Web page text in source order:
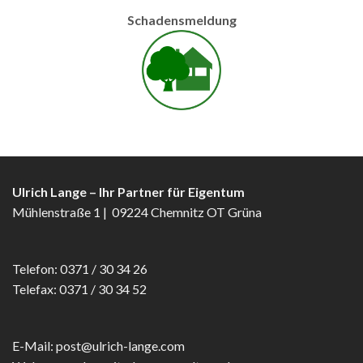
Schadensmeldung
Ulrich Lange – Ihr Partner für Eigentum
Mühlenstraße 1 | 09224 Chemnitz OT Grüna
Telefon: 0371 / 30 34 26
Telefax: 0371 / 30 34 52
E-Mail: post@ulrich-lange.com